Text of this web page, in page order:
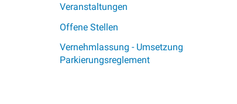
Veranstaltungen
Offene Stellen
Vernehmlassung - Umsetzung
Parkierungsreglement